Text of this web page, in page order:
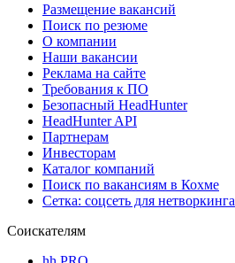
Размещение вакансий
Поиск по резюме
О компании
Наши вакансии
Реклама на сайте
Требования к ПО
Безопасный HeadHunter
HeadHunter API
Партнерам
Инвесторам
Каталог компаний
Поиск по вакансиям в Кохме
Сетка: соцсеть для нетворкинга
Соискателям